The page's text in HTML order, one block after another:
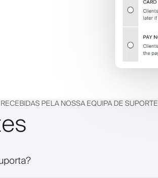
PELA NOSSA EQUIPA DE SUPORTE